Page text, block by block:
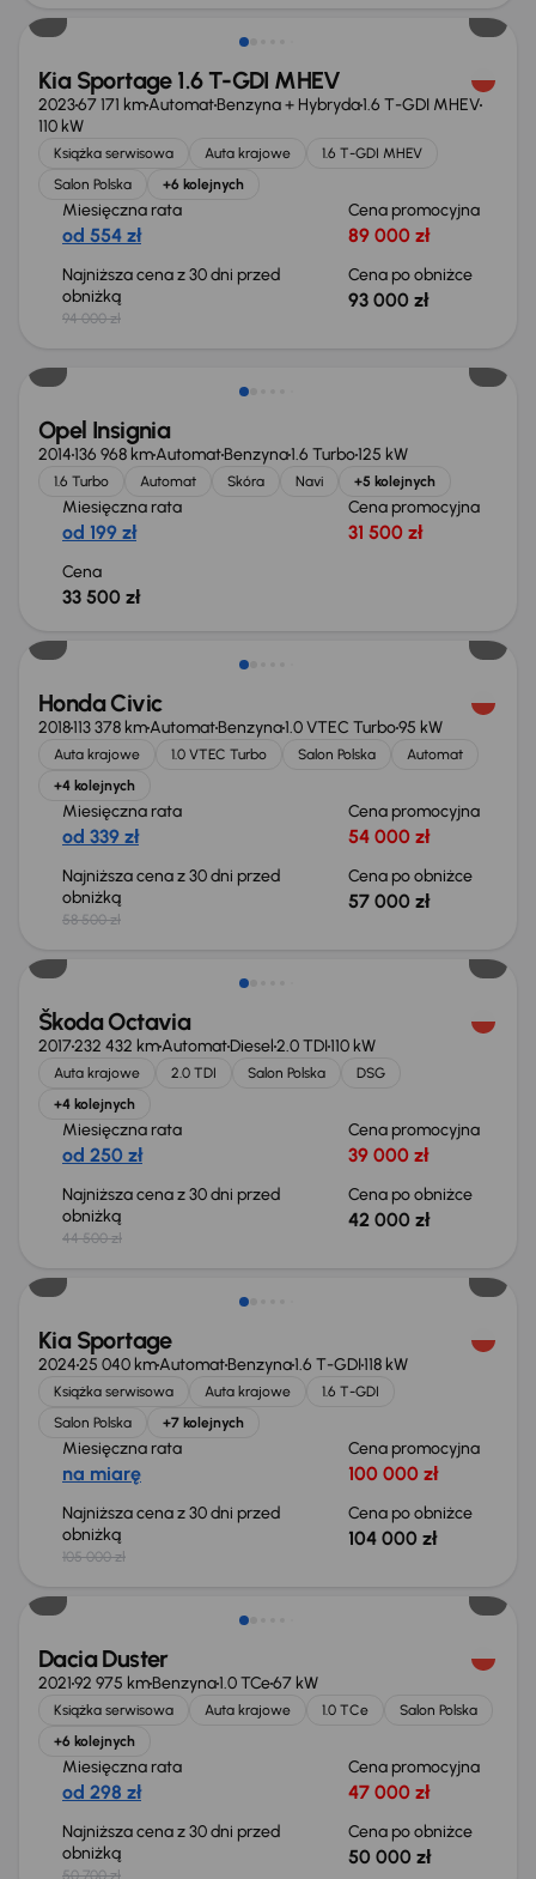
Kia Sportage 1.6 T-GDI MHEV
202367 171 kmAutomatBenzyna + Hybryda1.6 T-GDI MHEV
110 kW
Książka serwisowa Auta krajowe
1.6 T-GDI MHEV
Salon Polska
+6 kolejnych
Miesięczna rata
od 554 zł
Cena promocyjna
89 000 zł
Najniższa cena z 30 dni przed
obniżką
94 000 zł
Cena po obniżce
93 000 zł
Opel Insignia
2014136 968 kmAutomatBenzyna1.6 Turbo125 kW
1.6 Turbo Automat Skóra Navi +5 kolejnych
Miesięczna rata
od 199 zł
Cena promocyjna
31 500 zł
Cena
33 500 zł
Taniej o 1 500 zł
Honda Civic
2018113 378 kmAutomatBenzyna1.0 VTEC Turbo95 kW
Auta krajowe 1.0 VTEC Turbo Salon Polska
Automat
+4 kolejnych
Miesięczna rata
od 339 zł
Cena promocyjna
54 000 zł
Najniższa cena z 30 dni przed
obniżką
58 500 zł
Cena po obniżce
57 000 zł
Taniej o 2 500 zł
Škoda Octavia
2017232 432 kmAutomatDiesel2.0 TDI110 kW
Auta krajowe 2.0 TDI Salon Polska
DSG
+4 kolejnych
Miesięczna rata
od 250 zł
Cena promocyjna
39 000 zł
Najniższa cena z 30 dni przed
obniżką
44 500 zł
Cena po obniżce
42 000 zł
Taniej o 1 000 zł
Kia Sportage
202425 040 kmAutomatBenzyna1.6 T-GDI118 kW
Książka serwisowa Auta krajowe
1.6 T-GDI
Salon Polska
+7 kolejnych
Miesięczna rata
na miarę
Cena promocyjna
100 000 zł
Najniższa cena z 30 dni przed
obniżką
105 000 zł
Cena po obniżce
104 000 zł
Taniej o 700 zł
Dacia Duster
202192 975 kmBenzyna1.0 TCe67 kW
Książka serwisowa Auta krajowe 1.0 TCe
Salon Polska
+6 kolejnych
Miesięczna rata
od 298 zł
Cena promocyjna
47 000 zł
Najniższa cena z 30 dni przed
obniżką
50 700 zł
Cena po obniżce
50 000 zł